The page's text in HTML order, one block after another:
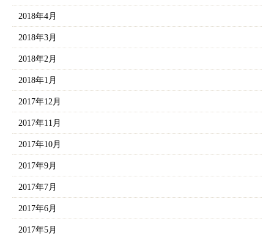
2018年4月
2018年3月
2018年2月
2018年1月
2017年12月
2017年11月
2017年10月
2017年9月
2017年7月
2017年6月
2017年5月